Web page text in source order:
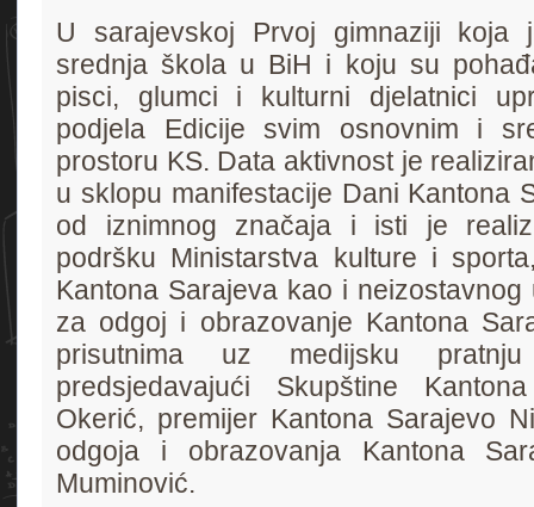
U sarajevskoj Prvoj gimnaziji koja
srednja škola u BiH i koju su
pisci, glumci i kulturni djelatnici
podjela Edicije svim osnovnim i
prostoru KS. Data aktivnost je
u sklopu manifestacije Dani Kantona
od iznimnog značaja i isti je
podršku Ministarstva kulture i
Kantona Sarajeva kao i
za odgoj i obrazovanje Kantona
prisutnima uz medijsku
predsjedavajući Skupštine
Okerić, premijer Kantona Sarajevo
odgoja i obrazovanja Kantona
Muminović.